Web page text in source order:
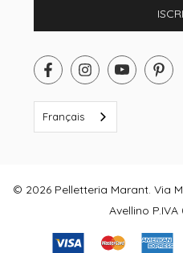
Français
© 2026 Pelletteria Marant. Via
Avellino P.IVA